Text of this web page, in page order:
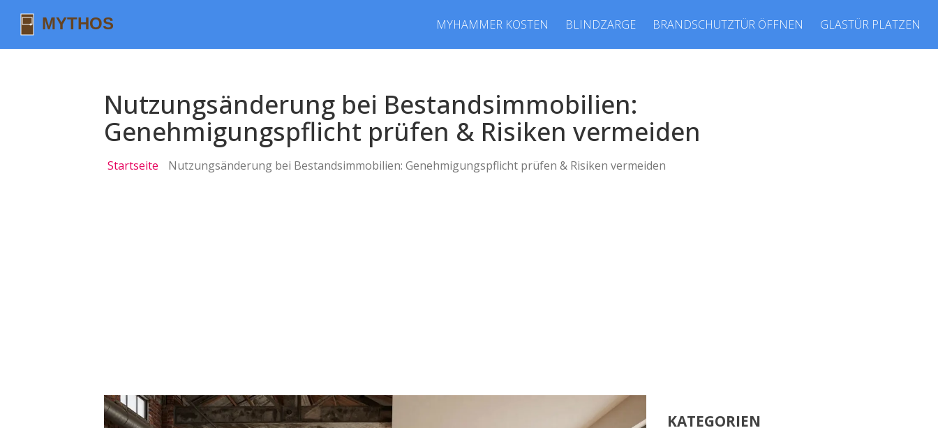
MYHAMMER KOSTEN BLINDZARGE BRANDSCHUTZTÜR ÖFFNEN GLASTÜR PLATZEN
Nutzungsänderung bei Bestandsimmobilien:
Genehmigungspflicht prüfen & Risiken vermeiden
Startseite Nutzungsänderung bei Bestandsimmobilien: Genehmigungspflicht prüfen & Risiken vermeiden
KATEGORIEN